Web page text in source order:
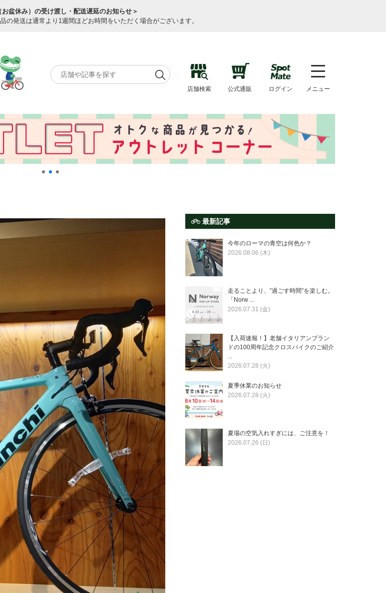
お盆休み）の受け渡し・配送遅延のお知らせ＞
の発送は通常より1週間ほどお時間をいただく場合がございます。
店舗検索 公式通販 ログイン メニュー
最新記事
今年のローマの青空は何色か？
2026.08.06 (木)
走ることより、”過ごす時間”を楽しむ。
「Norw ...
2026.07.31 (金)
【入荷速報！】老舗イタリアンブラン
ドの100周年記念クロスバイクのご紹介
...
2026.07.28 (火)
夏季休業のお知らせ
2026.07.28 (火)
夏場の空気入れすぎには、ご注意を！
2026.07.26 (日)